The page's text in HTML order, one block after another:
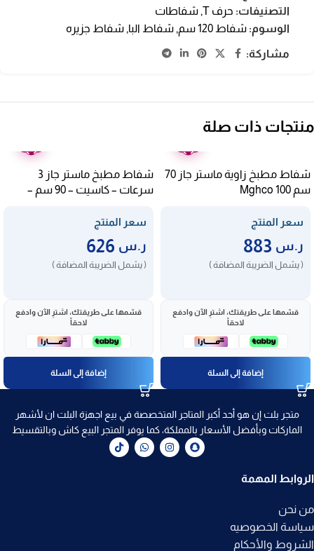
التصنيفات: حرف T , شفاطات
الوسوم: شفاط 120 سم , شفاط البا, شفاط جزيره
مشاركة:
منتجات ذات صلة
شفاط مطبخ زاوية ماستر جاز 70
سم Mghco 100
سعر المنتج
ر.س
( يشمل الضريبة المضافة )
قسّمها على طريقتك، اشترِ الآن وادفع
لاحقاً
إضافة إلى السلة
شفاط مطبخ ماستر جاز 3
سرعات – كاسيت – 90 سم –
سعر المنتج
ر.س
( يشمل الضريبة المضافة )
قسّمها على طريقتك، اشترِ الآن وادفع
لاحقاً
إضافة إلى السلة
متجر بلت إن هو أحد أكبر المتاجر المتخصصة في بيع اجهزة البلت ان لأشهر
الماركات وبأفضل الأسعار بالمملكة، كما يوفر المتجر البيع كاش وبالتقسيط
الروابط المهمة
من نحن
سياسة الخصوصيه
الشروط والأحكام